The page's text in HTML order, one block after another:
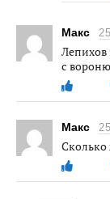
Макс
Лепихов
с
Макс
Сколько